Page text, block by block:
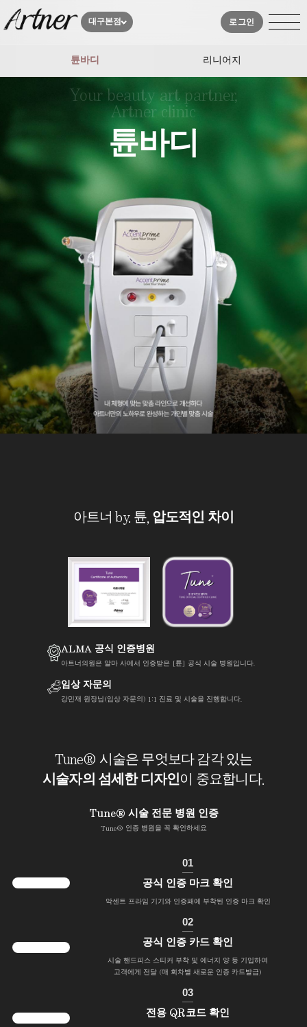
대구본점 로그인
튠바디 리니어지
Your beauty art partner,
Artner clinic
튠바디
아트너 by. 튠, 압도적인 차이
ALMA 공식 인증병원
아트너의원은 알마 사에서 인증받은 [튠] 공식 시술 병원입니다.
임상 자문의
강민재 원장님(임상 자문의) 1:1 진료 및 시술을 진행합니다.
Tune® 시술은 무엇보다 감각 있는
시술자의 섬세한 디자인이 중요합니다.
Tune® 시술 전문 병원 인증
Tune® 인증 병원을 꼭 확인하세요
01
공식 인증 마크 확인
악센트 프라임 기기와 인증패에 부착된 인증 마크 확인
02
공식 인증 카드 확인
시술 핸드피스 스티커 부착 및 에너지 양 등 기입하여
고객에게 전달 (매 회차별 새로운 인증 카드발급)
03
전용 QR코드 확인